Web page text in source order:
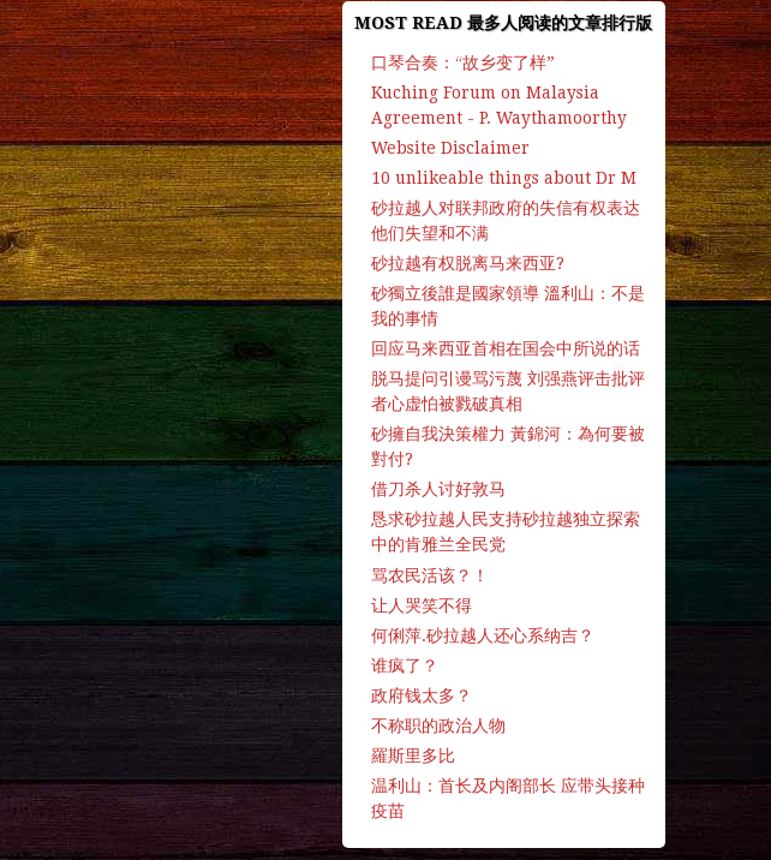
MOST READ 最多人阅读的文章排行版
口琴合奏：“故乡变了样”
Kuching Forum on Malaysia
Agreement - P. Waythamoorthy
Website Disclaimer
10 unlikeable things about Dr M
砂拉越人对联邦政府的失信有权表达
他们失望和不满
砂拉越有权脱离马来西亚?
砂獨立後誰是國家領導 溫利山：不是
我的事情
回应马来西亚首相在国会中所说的话
脱马提问引谩骂污蔑 刘强燕评击批评
者心虚怕被戮破真相
砂擁自我決策權力 黃錦河：為何要被
對付?
借刀杀人讨好敦马
恳求砂拉越人民支持砂拉越独立探索
中的肯雅兰全民党
骂农民活该？！
让人哭笑不得
何俐萍.砂拉越人还心系纳吉？
谁疯了？
政府钱太多？
不称职的政治人物
羅斯里多比
温利山：首长及内阁部长 应带头接种
疫苗